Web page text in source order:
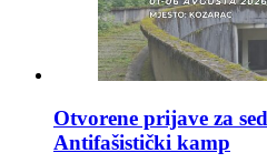
Otvorene prijave za
Antifašistički kamp